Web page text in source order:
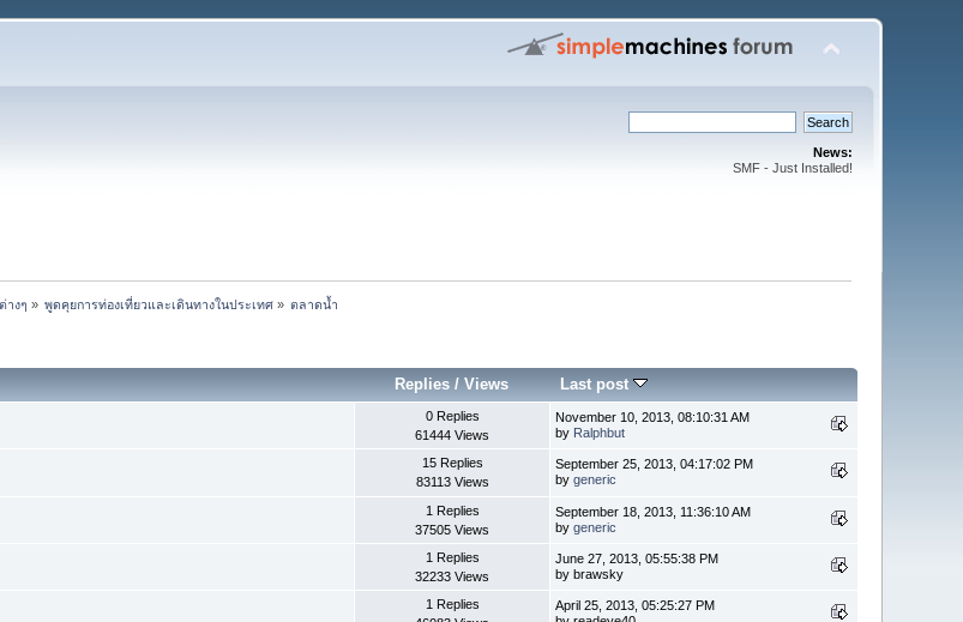
News:
SMF - Just Installed!
างๆ » พูดคุยการท่องเที่ยวและเดินทางในประเทศ » ตลาดน้ำ
Replies /Views Last post
0 Replies
61444 Views
November 10, 2013, 08:10:31 AM
by Ralphbut
15 Replies
83113 Views
September 25, 2013, 04:17:02 PM
bygeneric
1 Replies
37505 Views
September 18, 2013, 11:36:10 AM
bygeneric
1 Replies
32233 Views
June 27, 2013, 05:55:38 PM
by brawsky
1 Replies
April 25, 2013, 05:25:27 PM